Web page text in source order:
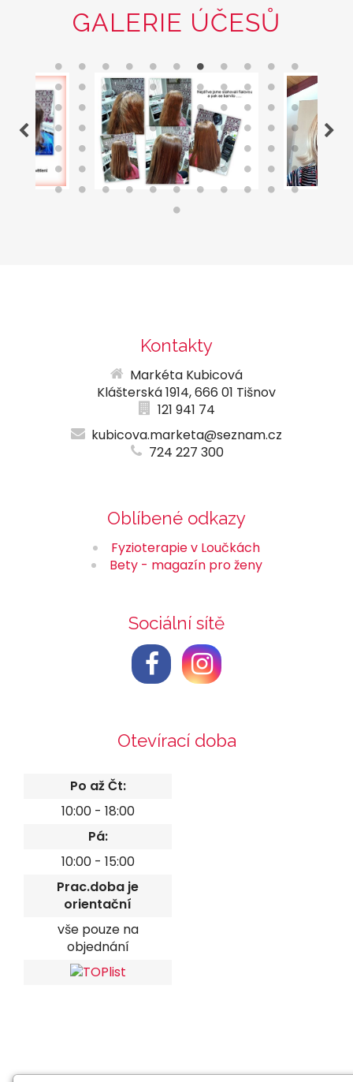
GALERIE ÚČESŮ
Kontakty
Markéta Kubicová
Klášterská 1914, 666 01 Tišnov
121 941 74
kubicova.marketa@seznam.cz
724 227 300
Oblíbené odkazy
Fyzioterapie v Loučkách
Bety - magazín pro ženy
Sociální sítě
Otevírací doba
Po až Čt:
10:00 - 18:00
Pá:
10:00 - 15:00
Prac.doba je
orientační
vše pouze na
objednání